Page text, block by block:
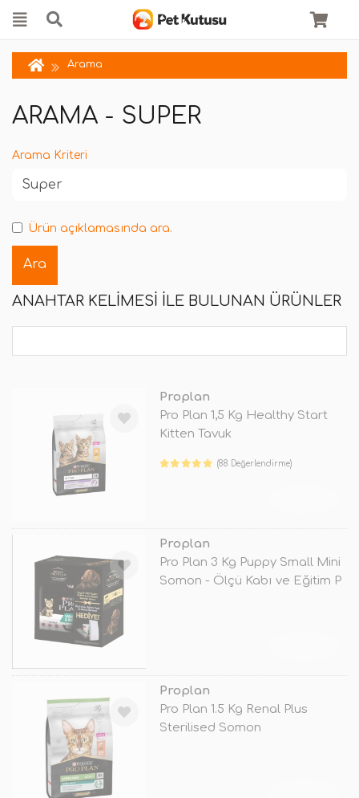
Arama
ARAMA - SUPER
Arama Kriteri
Ürün açıklamasında ara.
ANAHTAR KELIMESI ILE BULUNAN ÜRÜNLER
Proplan
Pro Plan 1,5 Kg Healthy Start
Kitten Tavuk
(88 Değerlendirme)
Proplan
Pro Plan 3 Kg Puppy Small Mini
Somon - Ölçü Kabı ve Eğitim P
Proplan
Pro Plan 1.5 Kg Renal Plus
Sterilised Somon